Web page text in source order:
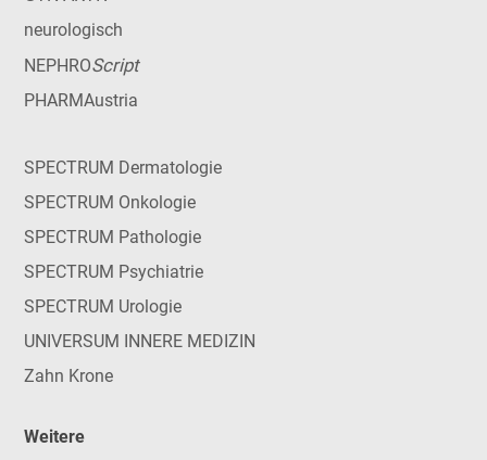
neurologisch
NEPHROScript
PHARMAustria
SPECTRUM Dermatologie
SPECTRUM Onkologie
SPECTRUM Pathologie
SPECTRUM Psychiatrie
SPECTRUM Urologie
UNIVERSUM INNERE MEDIZIN
Zahn Krone
Weitere